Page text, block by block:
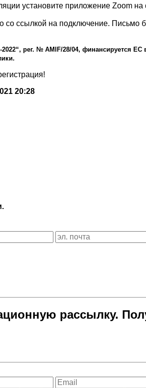
установите приложение Zoom
ссылкой на подключение. Письмо
2022“, рег. № AMIF/28/04, финансируется ЕС
.
20:28
рассылку.